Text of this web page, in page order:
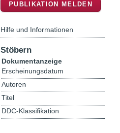
PUBLIKATION MELDEN
Hilfe und Informationen
Stöbern
Dokumentanzeige
Erscheinungsdatum
Autoren
Titel
DDC-Klassifikation